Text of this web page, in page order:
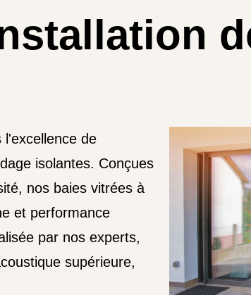
l'excellence de
isolantes. Conçues
nos baies vitrées à
et performance
par nos experts,
supérieure,